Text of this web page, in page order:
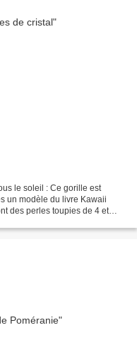
le soleil : Ce gorille est
un modèle du livre Kawaii
des perles toupies de 4 et